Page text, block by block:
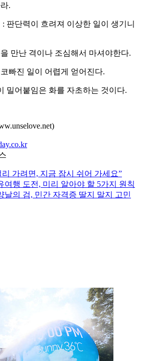
.
: 판단력이 흐려져 이상한 일이 생기니
만난 격이나 조심해서 마셔야한다.
빠진 일이 어렵게 얻어진다.
밀어붙임은 화를 자초하는 것이다.
가려면, 지금 잠시 쉬어 가세요”
여행 도전, 미리 알아야 할 5가지 원칙
날의 검, 민간 자격증 딸지 말지 고민